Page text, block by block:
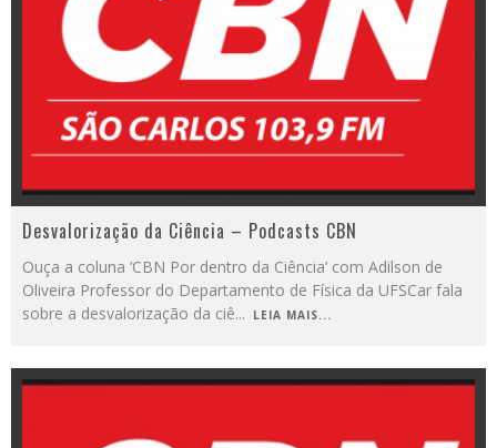
Desvalorização da Ciência – Podcasts CBN
Ouça a coluna ‘CBN Por dentro da Ciência’ com Adilson de
Oliveira Professor do Departamento de Física da UFSCar fala
sobre a desvalorização da ciê... LEIA MAIS...